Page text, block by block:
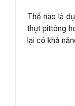
Thế nào là
thụt pittông
lại có khả